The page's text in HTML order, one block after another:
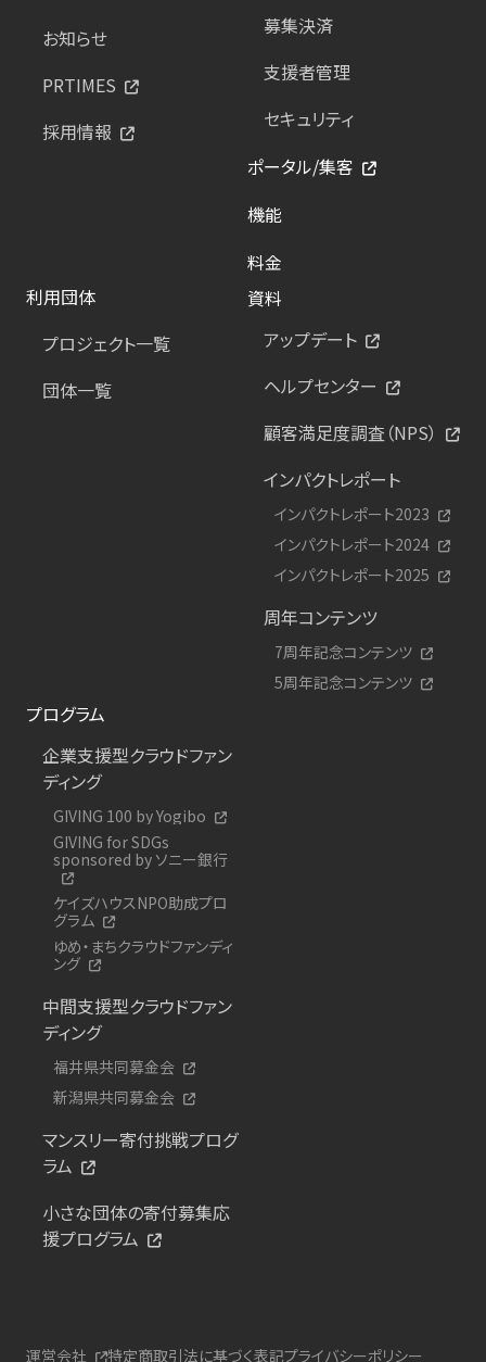
お知らせ
PRTIMES
採用情報
募集決済
支援者管理
セキュリティ
ポータル/集客
機能
料金
利用団体
プロジェクト一覧
団体一覧
資料
アップデート
ヘルプセンター
顧客満足度調査（NPS）
インパクトレポート
インパクトレポート2023
インパクトレポート2024
インパクトレポート2025
周年コンテンツ
7周年記念コンテンツ
5周年記念コンテンツ
プログラム
企業支援型クラウドファン
ディング
GIVING 100 by Yogibo
GIVING for SDGs
sponsored by ソニー銀行
ケイズハウスNPO助成プロ
グラム
ゆめ・まちクラウドファンディ
ング
中間支援型クラウドファン
ディング
福井県共同募金会
新潟県共同募金会
マンスリー寄付挑戦プログ
ラム
小さな団体の寄付募集応
援プログラム
運営会社 特定商取引法に基づく表記プライバシーポリシー